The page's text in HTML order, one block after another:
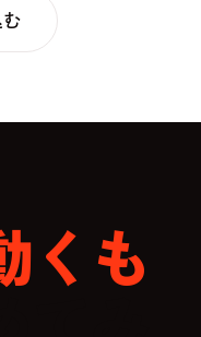
くも